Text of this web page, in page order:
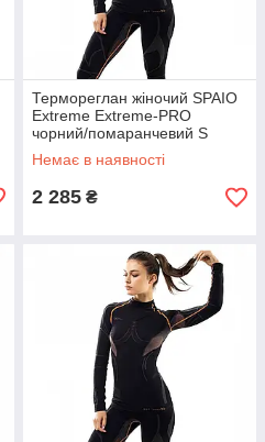
Термореглан жіночий SPAIO
Extreme Extreme-PRO
чорний/помаранчевий S
(5901282478530)
Немає в наявності
2 285 ₴